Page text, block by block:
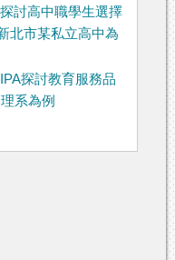
討高中職學生選擇
北市某私立高中為
探討教育服務品
系為例